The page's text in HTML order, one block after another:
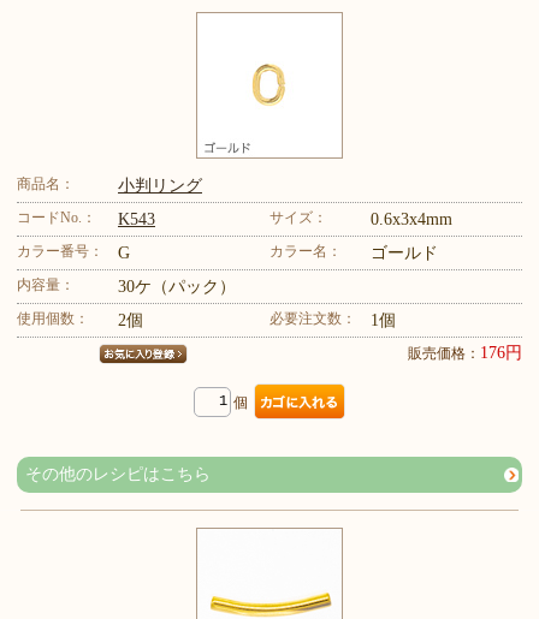
商品名： 小判リング
コードNo.： K543 サイズ： 0.6x3x4mm
カラー番号： G カラー名： ゴールド
内容量： 30ケ（パック）
使用個数： 2個 必要注文数： 1個
販売価格： 176円
個
その他のレシピはこちら